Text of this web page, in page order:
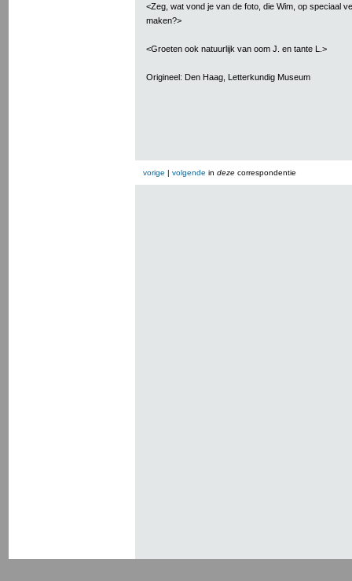
<Zeg, wat vond je van de foto, die Wim, op speciaal
maken?>
<Groeten ook natuurlijk van oom J. en tante L.>
Origineel: Den Haag, Letterkundig Museum
vorige | volgende in deze correspondentie